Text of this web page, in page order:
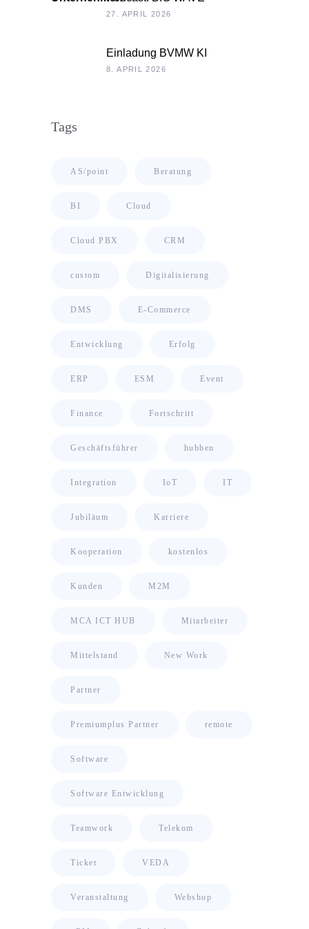
Unternehmenskultur als
27. APRIL 2026
Einladung BVMW KI
Roadshow 2026: KI im Kontext
8. APRIL 2026
Tags
AS/point Beratung
BI Cloud
Cloud PBX CRM
custom Digitalisierung
DMS E-Commerce
Entwicklung Erfolg
ERP ESM Event
Finance Fortschritt
Geschäftsführer hubben
Integration IoT IT
Jubiläum Karriere
Kooperation kostenlos
Kunden M2M
MCA ICT HUB Mitarbeiter
Mittelstand New Work
Partner
Premiumplus Partner remote
Software
Software Entwicklung
Teamwork Telekom
Ticket VEDA
Veranstaltung Webshop